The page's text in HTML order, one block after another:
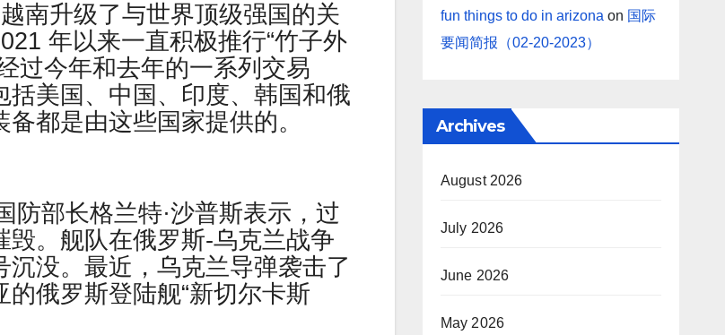
南升级了与世界顶级强国的关
年以来一直积极推行“竹子外
过今年和去年的一系列交易
美国、中国、印度、韩国和俄
都是由这些国家提供的。
防部长格兰特·沙普斯表示，过
。舰队在俄罗斯-乌克兰战争
没。最近，乌克兰导弹袭击了
俄罗斯登陆舰“新切尔卡斯
fun things to do in arizona on 国际
要闻简报（02-20-2023）
Archives
August 2026
July 2026
June 2026
May 2026